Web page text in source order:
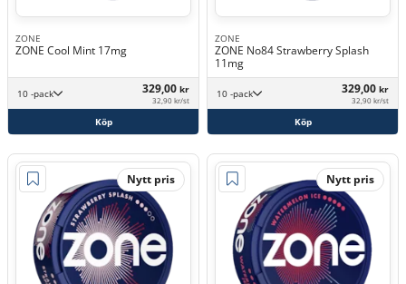
ZONE
ZONE Cool Mint 17mg
10 -pack 329,00 kr
32,90 kr/st
Köp
ZONE
ZONE No84 Strawberry Splash
11mg
10 -pack 329,00 kr
32,90 kr/st
Köp
Nytt pris Nytt pris